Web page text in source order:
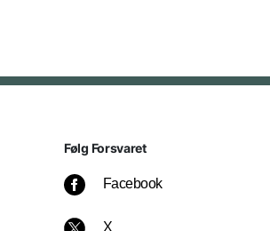
Følg Forsvaret
Facebook
X